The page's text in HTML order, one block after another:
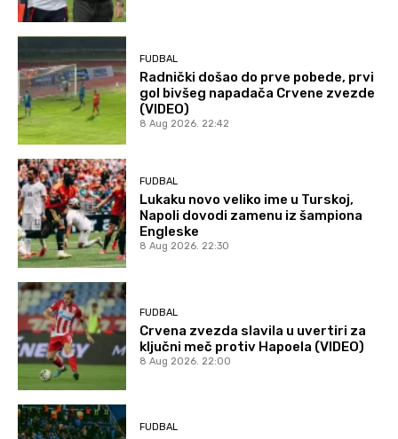
FUDBAL
Radnički došao do prve pobede, prvi
gol bivšeg napadača Crvene zvezde
(VIDEO)
8 Aug 2026. 22:42
FUDBAL
Lukaku novo veliko ime u Turskoj,
Napoli dovodi zamenu iz šampiona
Engleske
8 Aug 2026. 22:30
FUDBAL
Crvena zvezda slavila u uvertiri za
ključni meč protiv Hapoela (VIDEO)
8 Aug 2026. 22:00
FUDBAL